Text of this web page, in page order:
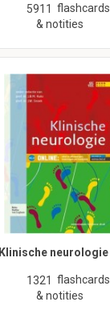
5911 flashcards
& notities
Klinische neurologie
1321 flashcards
& notities